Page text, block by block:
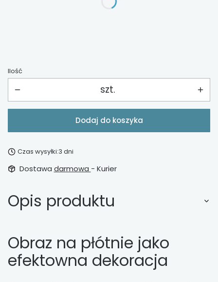
Ilość
szt.
Dodaj do koszyka
Czas wysyłki:3 dni
Dostawa darmowa - Kurier
Opis produktu
Obraz na płótnie jako
efektowna dekoracja